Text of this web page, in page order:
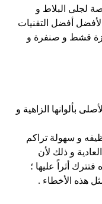
لجلى البلاط و
أفضل التقنيات
قشط و صنفرة و
بألوانها الزاهية و
و سهولة تراكم
و ذلك لأن
فتترك أثراً عليها ؛
هذه الأخطاء .